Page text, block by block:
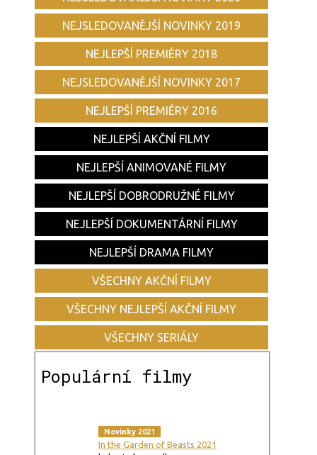
NEJSLEDOVANĚJŠÍ NOVINKY 2019
NEJLEPŠÍ PREMIÉRY 2018
NEJSLEDOVANĚJŠÍ NOVINKY 2017
NEJLEPŠÍ PREMIÉRY 2016
NEJLEPŠÍ AKČNÍ FILMY
NEJLEPŠÍ ANIMOVANÉ FILMY
NEJLEPŠÍ DOBRODRUŽNÉ FILMY
NEJLEPŠÍ DOKUMENTÁRNÍ FILMY
NEJLEPŠÍ DRAMA FILMY
VŠECHNY AKČNÍ FILMY
VŠECHNY NEJLEPŠÍ AKČNÍ FILMY
VŠECHNY SERIÁLY
Populární filmy
Novinky 2021
In the Garden of Beasts 2021